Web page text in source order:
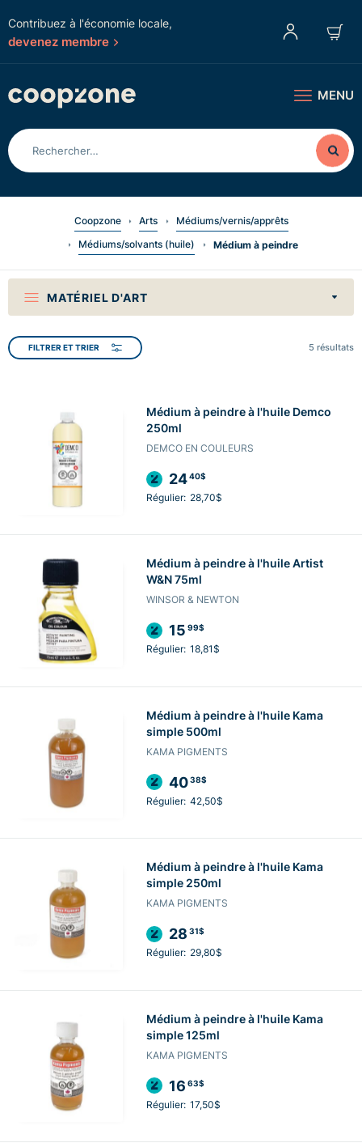
Contribuez à l'économie locale,
devenez membre
MENU
Coopzone Arts
Médiums/vernis/apprêts
Médiums/solvants (huile)
Médium à peindre
MATÉRIEL D'ART
FILTRER ET TRIER 5 résultats
Médium à peindre à l'huile Demco
250ml
DEMCO EN COULEURS
2440$
Régulier: 28,70$
Médium à peindre à l'huile Artist
W&N 75ml
WINSOR & NEWTON
15 99$
Régulier: 18,81$
Médium à peindre à l'huile Kama
simple 500ml
KAMA PIGMENTS
4038$
Régulier: 42,50$
Médium à peindre à l'huile Kama
simple 250ml
KAMA PIGMENTS
28 31$
Régulier: 29,80$
Médium à peindre à l'huile Kama
simple 125ml
KAMA PIGMENTS
16 63$
Régulier: 17,50$